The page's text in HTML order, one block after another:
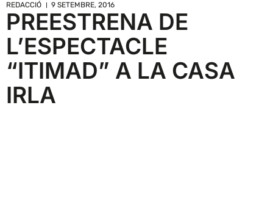
REDACCIÓ 9 SETEMBRE, 2016
PREESTRENA DE
L’ESPECTACLE
“ITIMAD” A LA CASA
IRLA